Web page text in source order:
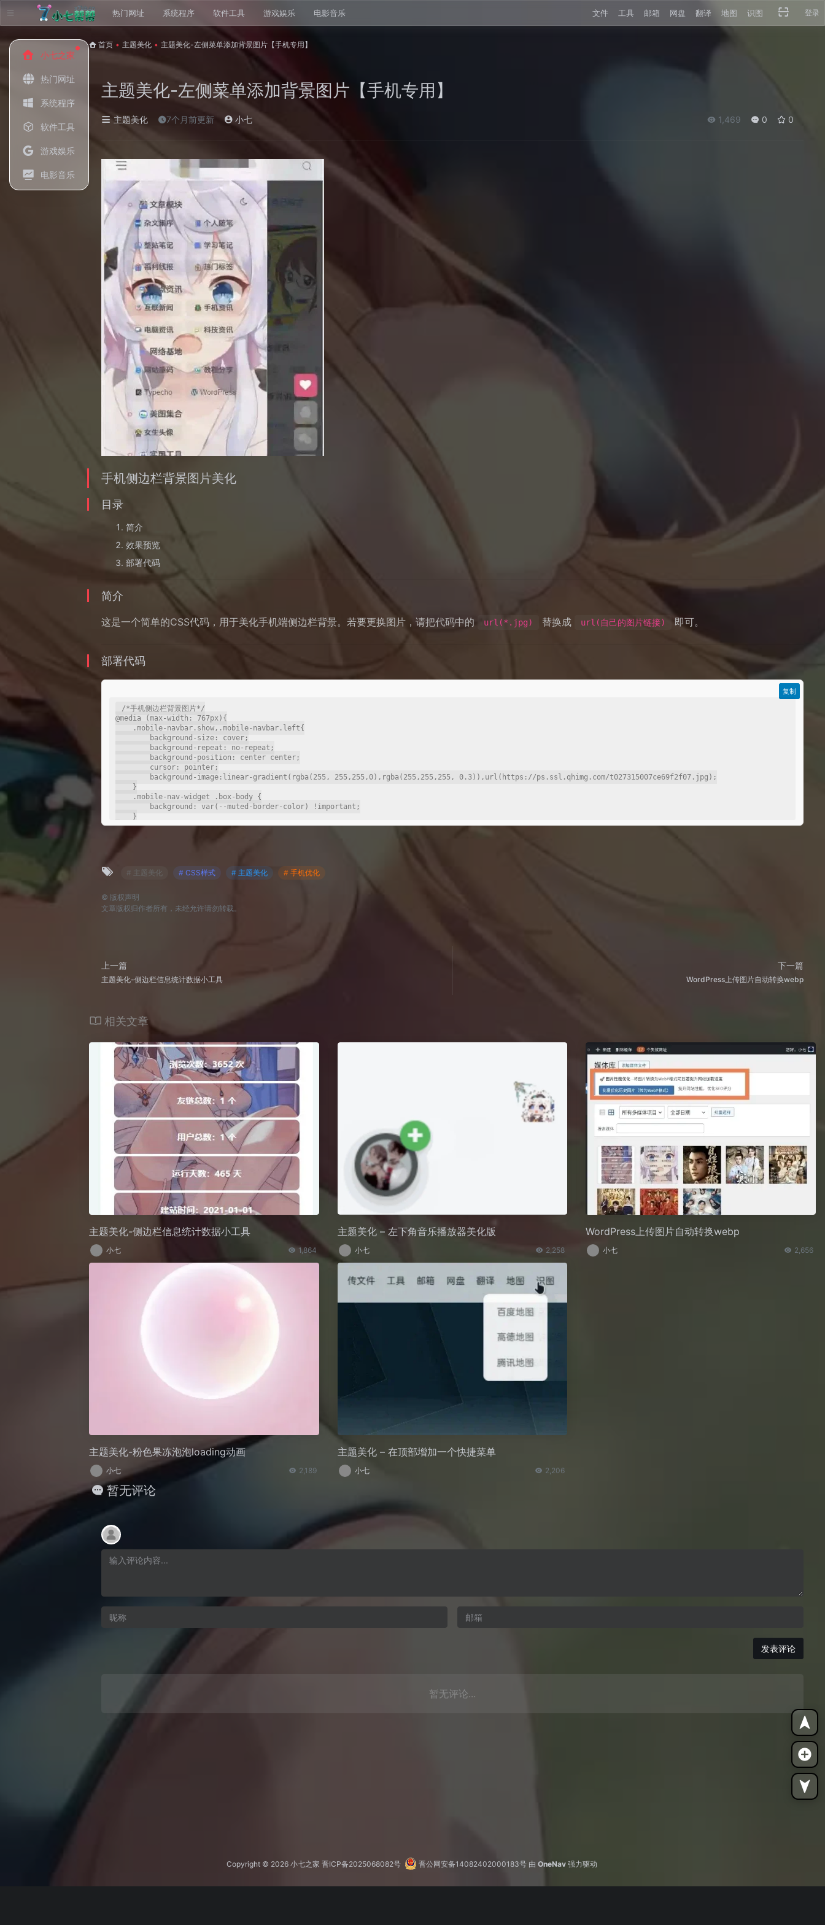
热门网址 系统程序 软件工具 游戏娱乐 电影音乐 文件 工具 邮箱 网盘 翻译 地图 识图 登录
小七之家
热门网址
系统程序
软件工具
游戏娱乐
电影音乐
首页 • 主题美化 • 主题美化-左侧菜单添加背景图片【手机专用】
主题美化-左侧菜单添加背景图片【手机专用】
主题美化 7个月前更新 小七 1,469 0 0
手机侧边栏背景图片美化
目录
简介
效果预览
部署代码
简介
这是一个简单的CSS代码，用于美化手机端侧边栏背景。若要更换图片，请把代码中的 url(*.jpg) 替换成 url(自己的图片链接) 即可。
部署代码
复制
/*手机侧边栏背景图片*/
@media (max-width: 767px){
}
function test1() {
# 主题美化 # CSS样式 # 主题美化 # 手机优化
© 版权声明
文章版权归作者所有，未经允许请勿转载。
上一篇
主题美化-侧边栏信息统计数据小工具
下一篇
WordPress上传图片自动转换webp
相关文章
主题美化-侧边栏信息统计数据小工具
小七 1,864
主题美化 – 左下角音乐播放器美化版
小七 2,258
WordPress上传图片自动转换webp
小七 2,656
主题美化-粉色果冻泡泡loading动画
小七 2,189
主题美化 – 在顶部增加一个快捷菜单
小七 2,206
暂无评论
发表评论
暂无评论...
Copyright © 2026 小七之家 晋ICP备2025068082号 晋公网安备14082402000183号由 OneNav 强力驱动